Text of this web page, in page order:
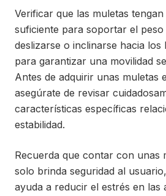
Verificar que las muletas tengan
suficiente para soportar el peso
deslizarse o inclinarse hacia los
para garantizar una movilidad
Antes de adquirir unas muletas
asegúrate de revisar
características específicas
estabilidad.
Recuerda que contar con unas
solo brinda seguridad al
ayuda a reducir el estrés en las